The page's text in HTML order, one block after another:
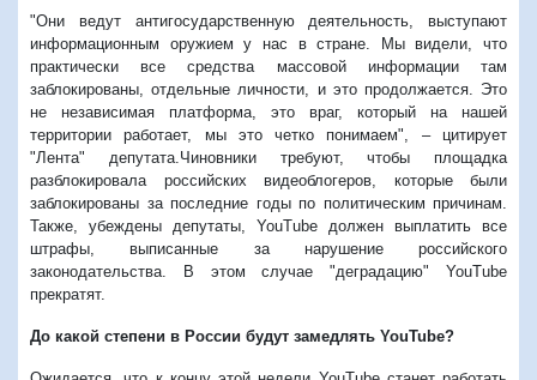
"Они ведут антигосударственную деятельность, выступают
информационным оружием у нас в стране. Мы видели, что
практически все средства массовой информации там
заблокированы, отдельные личности, и это продолжается. Это
не независимая платформа, это враг, который на нашей
территории работает, мы это четко понимаем", – цитирует
"Лента" депутата.Чиновники требуют, чтобы площадка
разблокировала российских видеоблогеров, которые были
заблокированы за последние годы по политическим причинам.
Также, убеждены депутаты, YouTube должен выплатить все
штрафы, выписанные за нарушение российского
законодательства. В этом случае "деградацию" YouTube
прекратят.
До какой степени в России будут замедлять YouTube?